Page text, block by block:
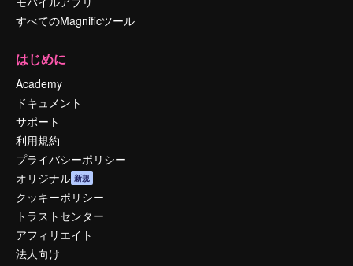
すべてのMagnificツール
はじめに
Academy
ドキュメント
サポート
利用規約
プライバシーポリシー
オリジナル 新規
クッキーポリシー
トラストセンター
アフィリエイト
法人向け